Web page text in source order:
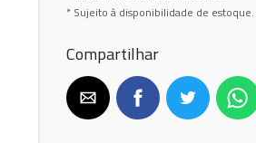
* Sujeito à disponibilidade de estoque.
Compartilhar